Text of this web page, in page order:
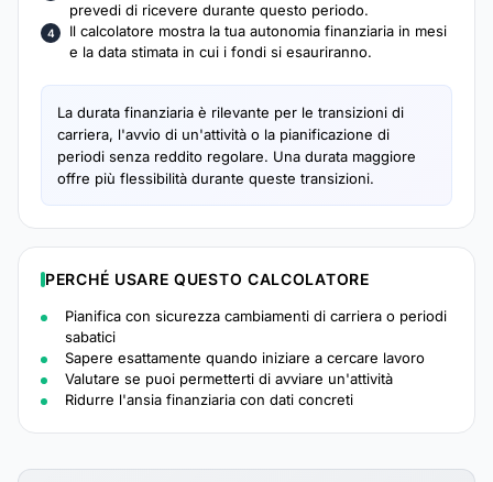
prevedi di ricevere durante questo periodo.
Il calcolatore mostra la tua autonomia finanziaria in mesi
e la data stimata in cui i fondi si esauriranno.
La durata finanziaria è rilevante per le transizioni di
carriera, l'avvio di un'attività o la pianificazione di
periodi senza reddito regolare. Una durata maggiore
offre più flessibilità durante queste transizioni.
PERCHÉ USARE QUESTO CALCOLATORE
Pianifica con sicurezza cambiamenti di carriera o periodi
sabatici
Sapere esattamente quando iniziare a cercare lavoro
Valutare se puoi permetterti di avviare un'attività
Ridurre l'ansia finanziaria con dati concreti